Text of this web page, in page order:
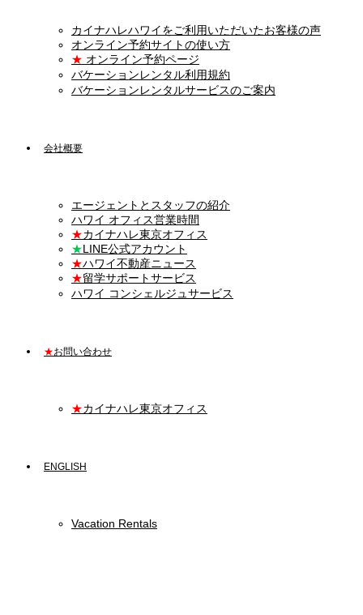
カイナハレハワイをご利用いただいたお客様の声
オンライン予約サイトの使い方
★ オンライン予約ページ
バケーションレンタル利用規約
バケーションレンタルサービスのご案内
会社概要
エージェントとスタッフの紹介
ハワイ オフィス営業時間
★カイナハレ東京オフィス
★LINE公式アカウント
★ハワイ不動産ニュース
★留学サポートサービス
ハワイ コンシェルジュサービス
★お問い合わせ
★カイナハレ東京オフィス
ENGLISH
Vacation Rentals